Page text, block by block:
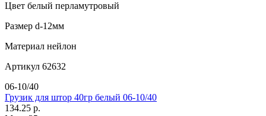
Цвет белый перламутровый
Размер d-12мм
Материал нейлон
Артикул 62632
06-10/40
Грузик для штор 40гр белый 06-10/40
134.25 р.